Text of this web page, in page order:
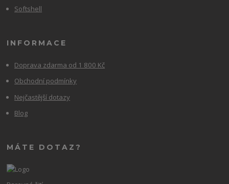
Softshell
INFORMACE
Doprava zdarma od 1 800 Kč
Obchodní podmínky
Nejčastější dotazy
Blog
MÁTE DOTAZ?